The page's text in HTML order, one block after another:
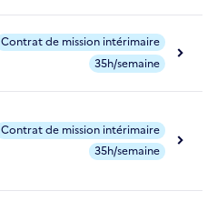
Contrat de mission intérimaire
35h/semaine
Contrat de mission intérimaire
35h/semaine